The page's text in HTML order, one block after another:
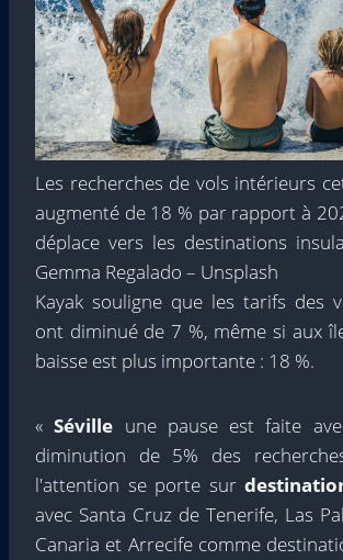
Les recherches de vols intérieurs
augmenté de 18 % par rapport à
déplace vers les destinations
Gemma Regalado – Unsplash
Kayak souligne que les tarifs des
ont diminué de 7 %, même si aux
baisse est plus importante : 18 %.
«Séville une pause est faite
diminution de 5% des
l'attention se porte sur
avec Santa Cruz de Tenerife, Las
Canaria et Arrecife comme